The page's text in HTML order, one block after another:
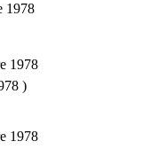
1978
1978
)
1978